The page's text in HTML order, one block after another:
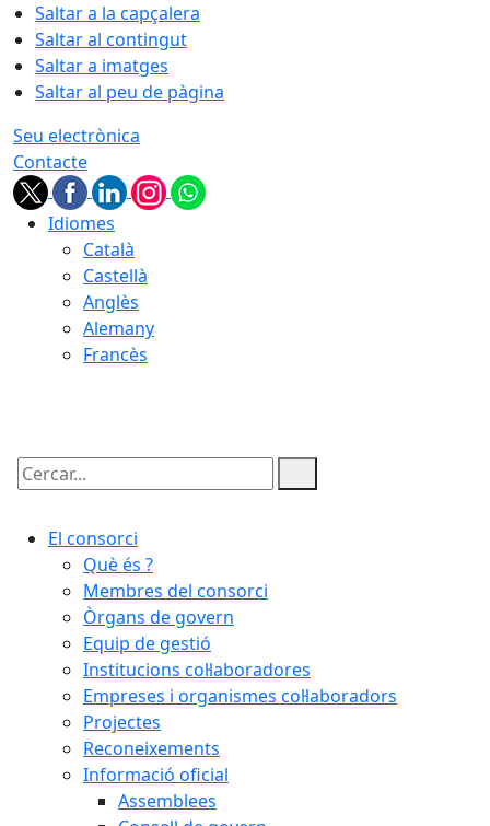
Saltar a la capçalera
Saltar al contingut
Saltar a imatges
Saltar al peu de pàgina
Seu electrònica
Contacte
Idiomes
Català
Castellà
Anglès
Alemany
Francès
Cercar:
El consorci
Què és ?
Membres del consorci
Òrgans de govern
Equip de gestió
Institucions col·laboradores
Empreses i organismes col·laboradors
Projectes
Reconeixements
Informació oficial
Assemblees